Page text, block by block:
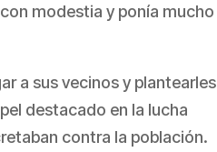
modestia y ponía mucho
a sus vecinos y plantearles
destacado en la lucha
contra la población.